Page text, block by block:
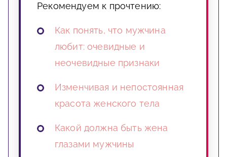
Рекомендуем к прочтению:
Как понять, что мужчина
любит: очевидные и
неочевидные признаки
Изменчивая и непостоянная
красота женского тела
Какой должна быть жена
глазами мужчины